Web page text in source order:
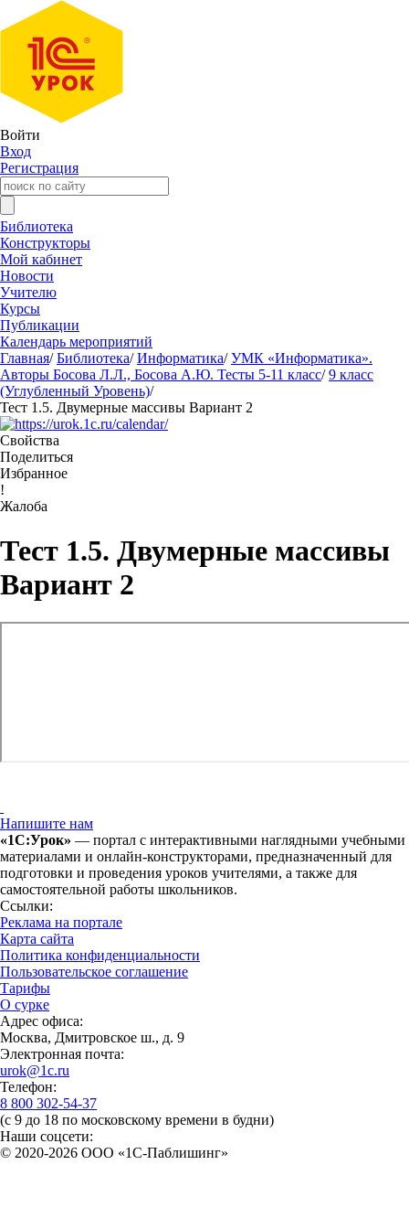
Войти
Вход
Регистрация
Библиотека
Конструкторы
Мой кабинет
Новости
Учителю
Курсы
Публикации
Календарь мероприятий
Главная/ Библиотека/ Информатика/ УМК «Информатика».
Авторы Босова Л.Л., Босова А.Ю. Тесты 5-11 класс/ 9 класс
(Углубленный Уровень)/
Тест 1.5. Двумерные массивы Вариант 2
Свойства
Поделиться
Избранное
!
Жалоба
Тест 1.5. Двумерные массивы
Вариант 2
Напишите нам
«1С:Урок» — портал с интерактивными наглядными учебными
материалами и онлайн-конструкторами, предназначенный для
подготовки и проведения уроков учителями, а также для
самостоятельной работы школьников.
Ссылки:
Реклама на портале
Карта сайта
Политика конфиденциальности
Пользовательское соглашение
Тарифы
О сурке
Адрес офиса:
Москва, Дмитровское ш., д. 9
Электронная почта:
urok@1c.ru
Телефон:
8 800 302-54-37
(с 9 до 18 по московскому времени в будни)
Наши соцсети:
© 2020-2026 OOO «1С-Паблишинг»